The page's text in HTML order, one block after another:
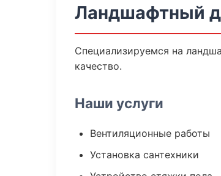
Ландшафтный
Специализируемся на
качество.
Наши услуги
Вентиляционные работы
Установка сантехники